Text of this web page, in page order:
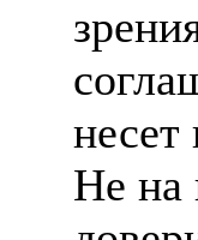
несет
Не на